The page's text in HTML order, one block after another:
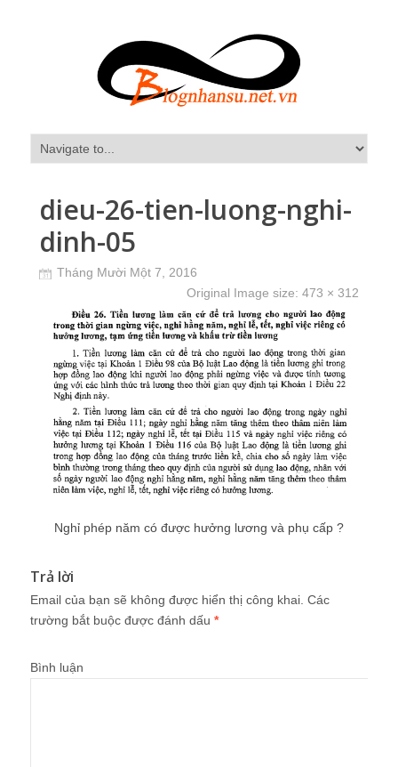
dieu-26-tien-luong-nghi-
dinh-05
Tháng Mười Một 7, 2016
Original Image size: 473 × 312
Nghỉ phép năm có được hưởng lương và phụ cấp ?
Trả lời
Email của bạn sẽ không được hiển thị công khai. Các
trường bắt buộc được đánh dấu *
Bình luận